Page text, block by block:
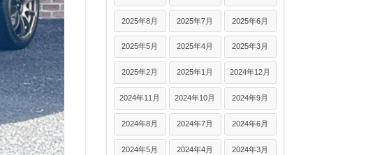
2025年8月 2025年7月 2025年6月
2025年5月 2025年4月 2025年3月
2025年2月 2025年1月 2024年12月
2024年11月 2024年10月 2024年9月
2024年8月 2024年7月 2024年6月
2024年5月 2024年4月 2024年3月